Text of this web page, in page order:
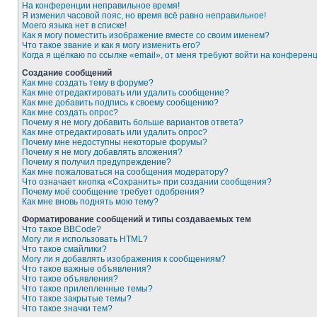
На конференции неправильное время!
Я изменил часовой пояс, но время всё равно неправильное!
Моего языка нет в списке!
Как я могу поместить изображение вместе со своим именем?
Что такое звание и как я могу изменить его?
Когда я щёлкаю по ссылке «email», от меня требуют войти на
Создание сообщений
Как мне создать тему в форуме?
Как мне отредактировать или удалить сообщение?
Как мне добавить подпись к своему сообщению?
Как мне создать опрос?
Почему я не могу добавить больше вариантов ответа?
Как мне отредактировать или удалить опрос?
Почему мне недоступны некоторые форумы?
Почему я не могу добавлять вложения?
Почему я получил предупреждение?
Как мне пожаловаться на сообщения модератору?
Что означает кнопка «Сохранить» при создании сообщения?
Почему моё сообщение требует одобрения?
Как мне вновь поднять мою тему?
Форматирование сообщений и типы создаваемых тем
Что такое BBCode?
Могу ли я использовать HTML?
Что такое смайлики?
Могу ли я добавлять изображения к сообщениям?
Что такое важные объявления?
Что такое объявления?
Что такое прилепленные темы?
Что такое закрытые темы?
Что такое значки тем?